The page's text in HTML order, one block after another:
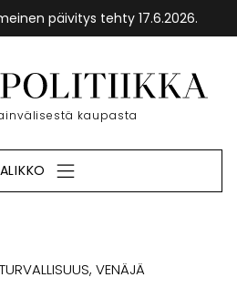
päivitys tehty 17.6.2026.
Etusivu
kaupasta
TURVALLISUUS VENÄJÄ